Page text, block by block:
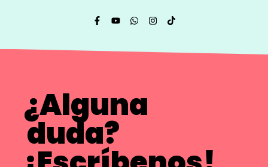
¿Alguna
duda?